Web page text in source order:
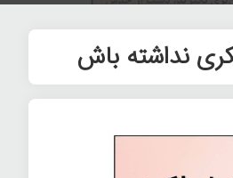
نداشته باش